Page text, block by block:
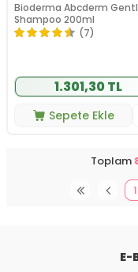
Bioderma Abcderm
Shampoo 200ml
(7)
1.301,30 TL
Sepete Ekle
Toplam
1
E-